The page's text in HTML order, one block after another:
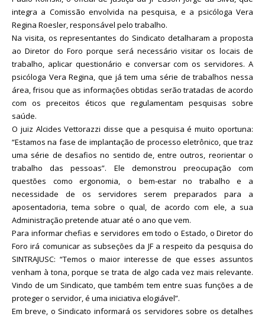
integra a Comissão envolvida na pesquisa, e a psicóloga Vera
Regina Roesler, responsável pelo trabalho.
Na visita, os representantes do Sindicato detalharam a proposta
ao Diretor do Foro porque será necessário visitar os locais de
trabalho, aplicar questionário e conversar com os servidores. A
psicóloga Vera Regina, que já tem uma série de trabalhos nessa
área, frisou que as informações obtidas serão tratadas de acordo
com os preceitos éticos que regulamentam pesquisas sobre
saúde.
O juiz Alcides Vettorazzi disse que a pesquisa é muito oportuna:
“Estamos na fase de implantação de processo eletrônico, que traz
uma série de desafios no sentido de, entre outros, reorientar o
trabalho das pessoas”. Ele demonstrou preocupação com
questões como ergonomia, o bem-estar no trabalho e a
necessidade de os servidores serem preparados para a
aposentadoria, tema sobre o qual, de acordo com ele, a sua
Administração pretende atuar até o ano que vem.
Para informar chefias e servidores em todo o Estado, o Diretor do
Foro irá comunicar as subseções da JF a respeito da pesquisa do
SINTRAJUSC: “Temos o maior interesse de que esses assuntos
venham à tona, porque se trata de algo cada vez mais relevante.
Vindo de um Sindicato, que também tem entre suas funções a de
proteger o servidor, é uma iniciativa elogiável”.
Em breve, o Sindicato informará os servidores sobre os detalhes